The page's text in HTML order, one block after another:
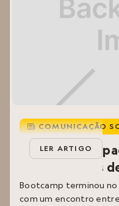
i COMUNICAÇÃO
Bootcamp
Cuidadores/as
Bootcamp terminou
com um encontro
LER ARTIGO